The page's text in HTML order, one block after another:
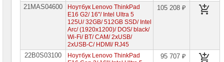
Lenovo
Yoga
21MAS04600
Ноутбук Lenovo ThinkPad
E16 G2/ 16"/ Intel Ultra 5
125U/ 32GB/ 512GB SSD/ Intel
Arc/ (1920x1200)/ DOS/ black/
Wi-Fi/ BT/ CAM/ 2xUSB/
2xUSB-C/ HDMI/ RJ45
105 208 ₽
22B0S03100
Ноутбук Lenovo ThinkPad
95 707 ₽